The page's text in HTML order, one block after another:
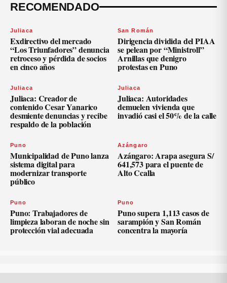
RECOMENDADO
Juliaca
Exdirectivo del mercado
“Los Triunfadores” denuncia
retroceso y pérdida de socios
en cinco años
San Román
Dirigencia dividida del PIAA
se pelean por “Ministroll”
Arnillas que denigro
protestas en Puno
Juliaca
Juliaca: Creador de
contenido Cesar Yanarico
desmiente denuncias y recibe
respaldo de la población
Juliaca
Juliaca: Autoridades
demuelen vivienda que
invadió casi el 50% de la calle
Puno
Municipalidad de Puno lanza
sistema digital para
modernizar transporte
público
Azángaro
Azángaro: Arapa asegura S/
641,573 para el puente de
Alto Ccalla
Puno
Puno: Trabajadores de
limpieza laboran de noche sin
protección vial adecuada
Puno
Puno supera 1,113 casos de
sarampión y San Román
concentra la mayoría